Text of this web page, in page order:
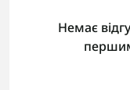
Немає